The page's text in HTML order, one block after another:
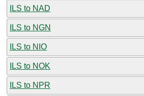
ILS to NAD
ILS to NGN
ILS to NIO
ILS to NOK
ILS to NPR